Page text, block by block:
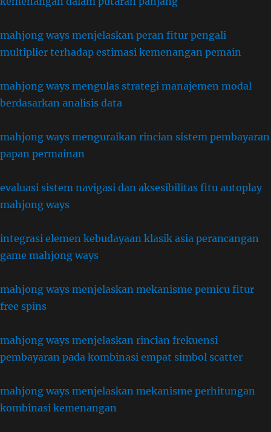
mahjong ways menjelaskan peran fitur pengali
multiplier terhadap estimasi kemenangan pemain
mahjong ways mengulas strategi manajemen modal
berdasarkan analisis data
mahjong ways menguraikan rincian sistem pembayaran
papan permainan
evaluasi sistem navigasi dan aksesibilitas fitu autoplay
mahjong ways
integrasi elemen kebudayaan klasik asia perancangan
game mahjong ways
mahjong ways menjelaskan mekanisme pemicu fitur
free spins
mahjong ways menjelaskan rincian frekuensi
pembayaran pada kombinasi empat simbol scatter
mahjong ways menjelaskan mekanisme perhitungan
kombinasi kemenangan